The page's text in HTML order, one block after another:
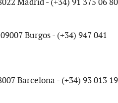
Burgos - (+34) 947 041
Barcelona - (+34) 93 013 19